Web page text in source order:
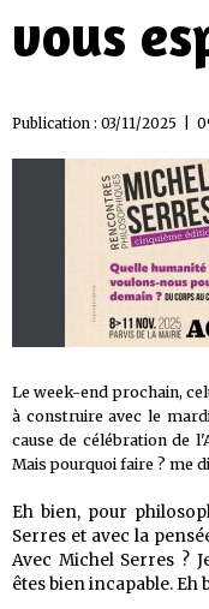
vous
Publication : 03/11/2025 |
Le week-end prochain,
à construire avec le
cause de célébration de
Mais pourquoi faire ? me
Eh bien, pour
Serres et avec la
Avec Michel Serres ?
êtes bien incapable.